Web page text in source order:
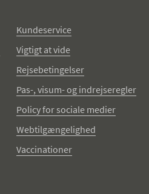
Kundeservice
Vigtigt at vide
Rejsebetingelser
Pas-, visum- og indrejseregler
Policy for sociale medier
Webtilgængelighed
Vaccinationer